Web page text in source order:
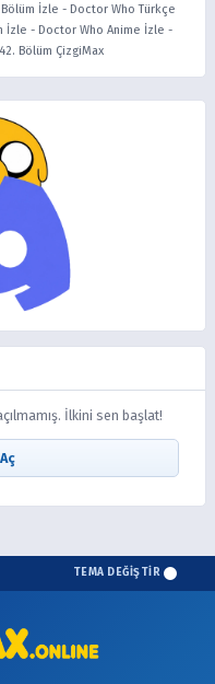
İzle - Doctor Who Türkçe
İzle - Doctor Who Anime İzle -
Bölüm ÇizgiMax
İlkini sen başlat!
TEMA DEĞİŞTİR